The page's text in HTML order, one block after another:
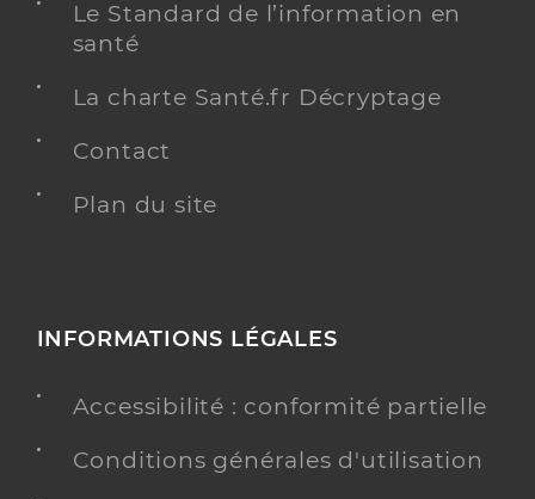
Le Standard de l’information en
santé
La charte Santé.fr Décryptage
Contact
Plan du site
INFORMATIONS LÉGALES
Accessibilité : conformité partielle
Conditions générales d'utilisation